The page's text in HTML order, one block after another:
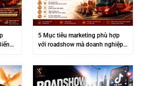
5 Mục tiêu marketing phù hợp
với roadshow mà doanh nghiệp